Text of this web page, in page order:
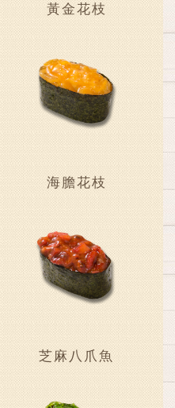
黃金花枝
海膽花枝
芝麻八爪魚